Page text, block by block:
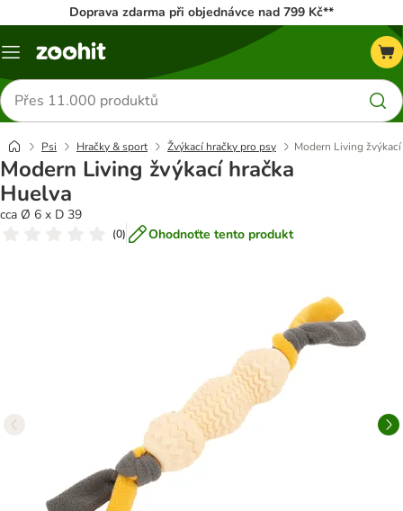
Doprava zdarma při objednávce nad 799 Kč**
Menu
Hledat
produkty
Psi Hračky & sport Žvýkací hračky pro psy Modern Living
Modern Living žvýkací hračka
Huelva
cca Ø 6 x D 39
(0) Ohodnoťte tento produkt